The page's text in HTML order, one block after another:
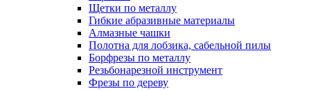
Щетки по металлу
Гибкие абразивные материалы
Алмазные чашки
Полотна для лобзика, сабельной пилы
Борфрезы по металлу
Резьбонарезной инструмент
Фрезы по дереву